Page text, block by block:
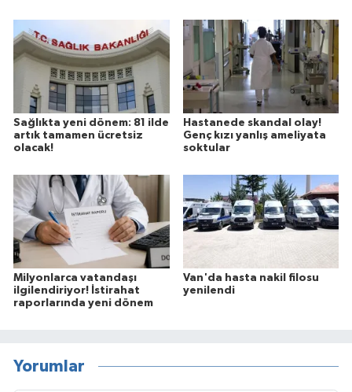
Sağlıkta yeni dönem: 81 ilde
artık tamamen ücretsiz
olacak!
Hastanede skandal olay!
Genç kızı yanlış ameliyata
soktular
Milyonlarca vatandaşı
ilgilendiriyor! İstirahat
raporlarında yeni dönem
Van'da hasta nakil filosu
yenilendi
Yorumlar